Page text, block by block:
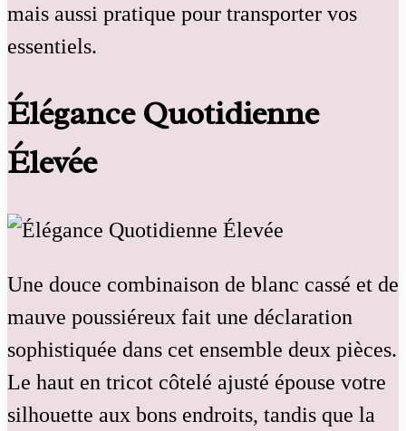
mais aussi pratique pour transporter vos
essentiels.
Élégance Quotidienne
Élevée
Une douce combinaison de blanc cassé et de
mauve poussiéreux fait une déclaration
sophistiquée dans cet ensemble deux pièces.
Le haut en tricot côtelé ajusté épouse votre
silhouette aux bons endroits, tandis que la